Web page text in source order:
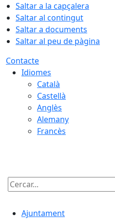
Saltar a la capçalera
Saltar al contingut
Saltar a documents
Saltar al peu de pàgina
Contacte
Idiomes
Català
Castellà
Anglès
Alemany
Francès
Cercar:
Ajuntament